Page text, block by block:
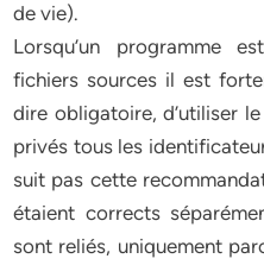
de vie).
Lorsqu’un programme
fichiers sources il est
dire obligatoire, d’utiliser
privés tous les
suit pas cette
étaient corrects
sont reliés, uniquement